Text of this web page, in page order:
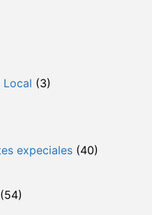
Local (3)
expeciales (40)
(54)